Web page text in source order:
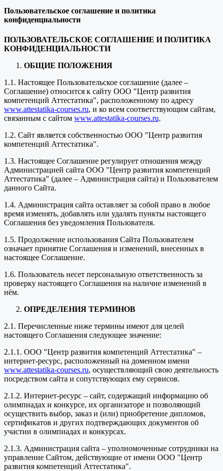
Пользовательское соглашение и политика
конфиденциальности
ПОЛЬЗОВАТЕЛЬСКОЕ СОГЛАШЕНИЕ И ПОЛИТИКА
КОНФИДЕНЦИАЛЬНОСТИ
ОБЩИЕ ПОЛОЖЕНИЯ
1.1. Настоящее Пользовательское соглашение (далее –
Соглашение) относится к сайту ООО "Центр развития
компетенций Аттестатика", расположенному по адресу
www.attestatika-courses.ru, и ко всем соответствующим сайтам,
связанным с сайтом www.attestatika-courses.ru.
1.2. Сайт является собственностью ООО "Центр развития
компетенций Аттестатика".
1.3. Настоящее Соглашение регулирует отношения между
Администрацией сайта ООО "Центр развития компетенций
Аттестатика" (далее – Администрация сайта) и Пользователем
данного Сайта.
1.4. Администрация сайта оставляет за собой право в любое
время изменять, добавлять или удалять пункты настоящего
Соглашения без уведомления Пользователя.
1.5. Продолжение использования Сайта Пользователем
означает принятие Соглашения и изменений, внесенных в
настоящее Соглашение.
1.6. Пользователь несет персональную ответственность за
проверку настоящего Соглашения на наличие изменений в
нём.
ОПРЕДЕЛЕНИЯ ТЕРМИНОВ
2.1. Перечисленные ниже термины имеют для целей
настоящего Соглашения следующее значение:
2.1.1. ООО "Центр развития компетенций Аттестатика" –
интернет-ресурс, расположенный на доменном имени
www.attestatika-courses.ru, осуществляющий свою деятельность
посредством сайта и сопутствующих ему сервисов.
2.1.2. Интернет-ресурс – сайт, содержащий информацию об
олимпиадах и конкурсе, их организаторе и позволяющий
осуществить выбор, заказ и (или) приобретение дипломов,
сертификатов и других подтверждающих документов об
участии в олимпиадах и конкурсах.
2.1.3. Администрация сайта – уполномоченные сотрудники на
управление Сайтом, действующие от имени ООО "Центр
развития компетенций Аттестатика".